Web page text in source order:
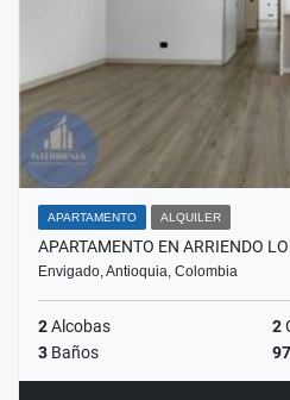
APARTAMENTO ALQUILER
APARTAMENTO EN ARRIENDO
Envigado, Antioquia, Colombia
2Alcobas 2
3 Baños 97